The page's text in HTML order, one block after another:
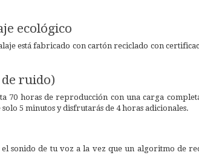
ecológico
está fabricado con cartón reciclado con
ruido)
horas de reproducción con una carga
5 minutos y disfrutarás de 4 horas adicionales.
sonido de tu voz a la vez que un algoritmo de